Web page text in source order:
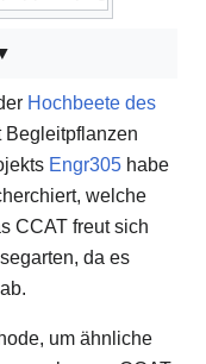
Hochbeete des
Begleitpflanzen
Engr305 habe
welche
CCAT freut sich
da es
um ähnliche